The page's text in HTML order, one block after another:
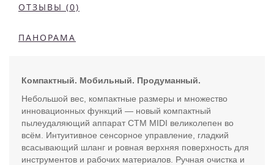
ОТЗЫВЫ (0)
ПАНОРАМА
Компактный. Мобильный. Продуманный.
Небольшой вес, компактные размеры и множество
инновационных функций — новый компактный
пылеудаляющий аппарат CTM MIDI великолепен во
всём. Интуитивное сенсорное управление, гладкий
всасывающий шланг и ровная верхняя поверхность для
инструментов и рабочих материалов. Ручная очистка и